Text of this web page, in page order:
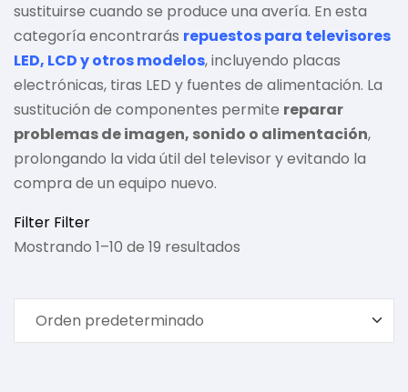
sustituirse cuando se produce una avería. En esta
categoría encontrarás repuestos para televisores
LED, LCD y otros modelos, incluyendo placas
electrónicas, tiras LED y fuentes de alimentación. La
sustitución de componentes permite reparar
problemas de imagen, sonido o alimentación,
prolongando la vida útil del televisor y evitando la
compra de un equipo nuevo.
Filter Filter
Mostrando 1–10 de 19 resultados